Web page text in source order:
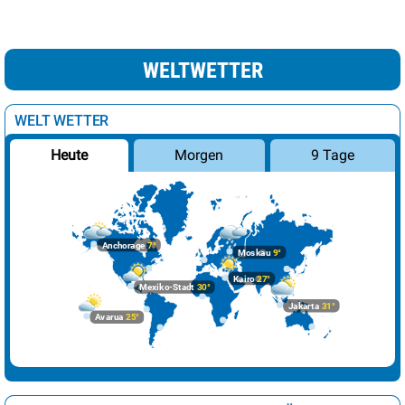
Podgorica 27° sonnig 10%
Prag 14° heiter 12%
Reykjavik leichte Regenschauer
6° leichte Schneeschauer
19° sonnig
22° sonnig
24° sonnig
21° sonnig
Tallinn 6° wolkig 44%
WELTWETTER
WELT WETTER
Heute Morgen 9 Tage
Jakarta31°
Moskau 9°
Avarua 25°
Kairo27°
Anchorage7°
Mexiko-Stadt30°